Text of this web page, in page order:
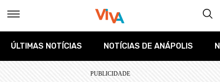
ÚLTIMAS NOTÍCIAS NOTÍCIAS DE ANÁPOLIS